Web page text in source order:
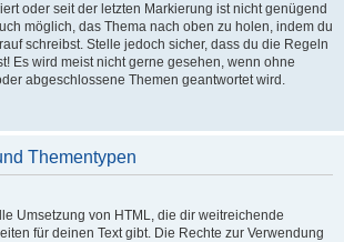
oder seit der letzten Markierung ist nicht genügend
möglich, das Thema nach oben zu holen, indem du
schreibst. Stelle jedoch sicher, dass du die Regeln
Es wird meist nicht gerne gesehen, wenn ohne
abgeschlossene Themen geantwortet wird.
Thementypen
Umsetzung von HTML, die dir weitreichende
für deinen Text gibt. Die Rechte zur Verwendung